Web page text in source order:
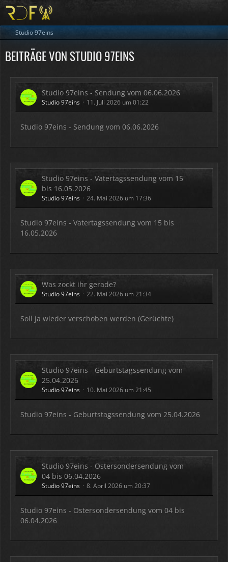
Studio 97eins
BEITRÄGE VON STUDIO 97EINS
Studio 97eins - Sendung vom 06.06.2026
Studio 97eins 11. Juli 2026 um 01:22
Studio 97eins - Sendung vom 06.06.2026
Studio 97eins - Vatertagssendung vom 15
bis 16.05.2026
Studio 97eins 24. Mai 2026 um 17:36
Studio 97eins - Vatertagssendung vom 15 bis
16.05.2026
Was zockt ihr gerade?
Studio 97eins 22. Mai 2026 um 21:34
Soll ja wieder verschoben werden (Gerüchte)
Studio 97eins - Geburtstagssendung vom
25.04.2026
Studio 97eins 10. Mai 2026 um 21:45
Studio 97eins - Geburtstagssendung vom 25.04.2026
Studio 97eins - Ostersondersendung vom
04 bis 06.04.2026
Studio 97eins 8. April 2026 um 20:37
Studio 97eins - Ostersondersendung vom 04 bis
06.04.2026